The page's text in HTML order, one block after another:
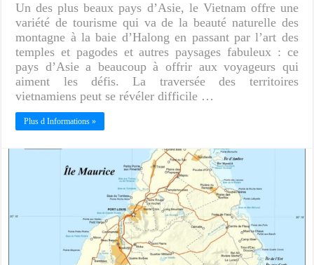
Un des plus beaux pays d’Asie, le Vietnam offre une
variété de tourisme qui va de la beauté naturelle des
montagne à la baie d’Halong en passant par l’art des
temples et pagodes et autres paysages fabuleux : ce
pays d’Asie a beaucoup à offrir aux voyageurs qui
aiment les défis. La traversée des territoires
vietnamiens peut se révéler difficile …
Plus d Informations »